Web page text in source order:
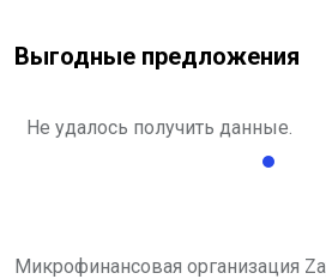
Выгодные предложения
Не удалось получить данные.
Микрофинансовая организация